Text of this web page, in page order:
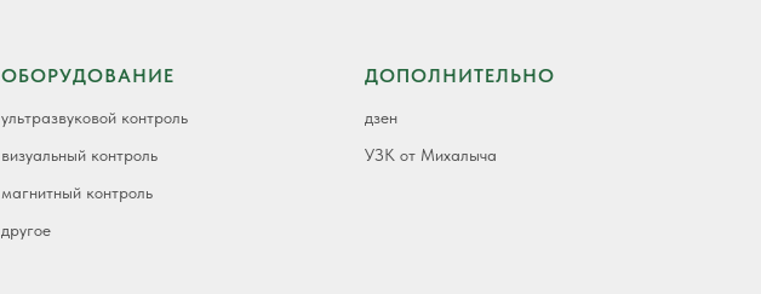
ОБОРУДОВАНИЕ
ультразвуковой контроль
визуальный контроль
магнитный контроль
другое
ДОПОЛНИТЕЛЬНО
дзен
УЗК от Михалыча